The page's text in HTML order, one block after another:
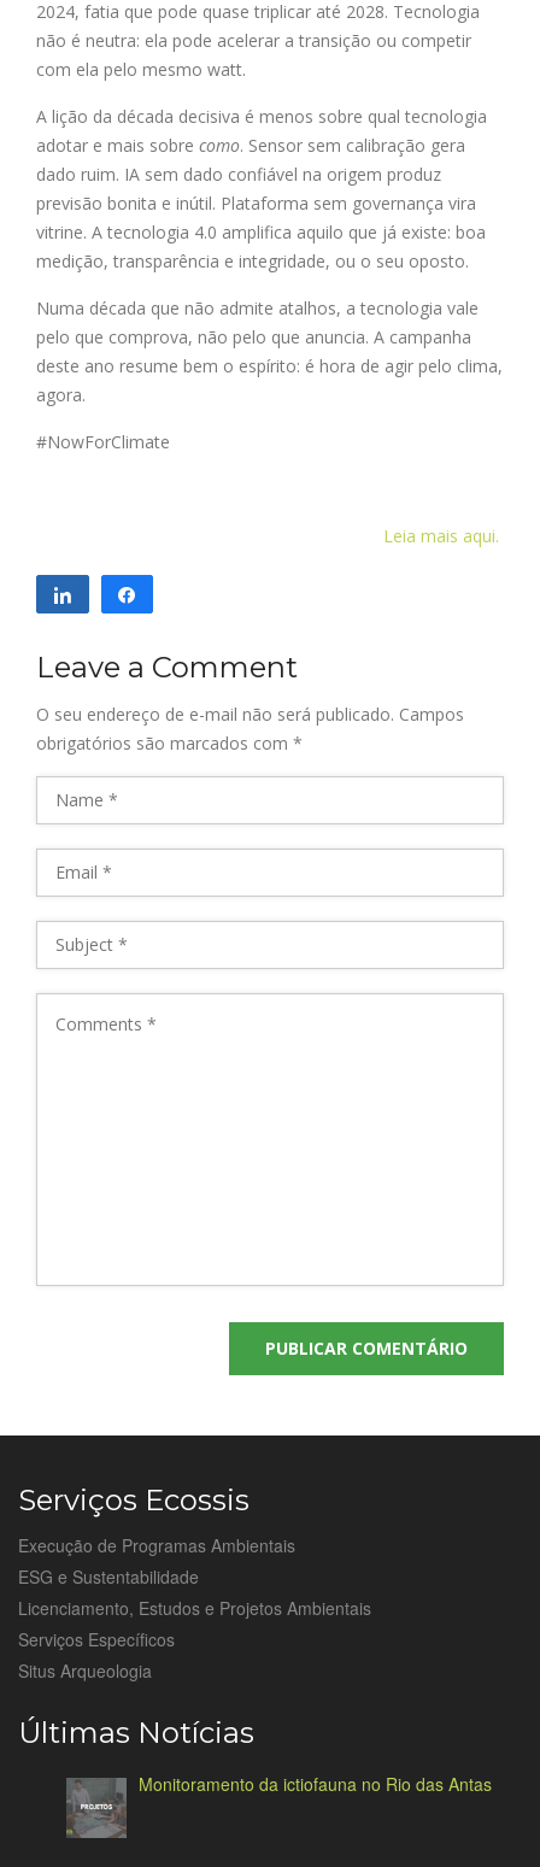
2024, fatia que pode quase triplicar até 2028. Tecnologia
não é neutra: ela pode acelerar a transição ou competir
com ela pelo mesmo watt.
A lição da década decisiva é menos sobre qual tecnologia
adotar e mais sobre como. Sensor sem calibração gera
dado ruim. IA sem dado confiável na origem produz
previsão bonita e inútil. Plataforma sem governança vira
vitrine. A tecnologia 4.0 amplifica aquilo que já existe: boa
medição, transparência e integridade, ou o seu oposto.
Numa década que não admite atalhos, a tecnologia vale
pelo que comprova, não pelo que anuncia. A campanha
deste ano resume bem o espírito: é hora de agir pelo clima,
agora.
#NowForClimate
Leia mais aqui.
Compartilhar
Leave a Comment
O seu endereço de e-mail não será publicado. Campos
obrigatórios são marcados com *
Serviços Ecossis
Execução de Programas Ambientais
ESG e Sustentabilidade
Licenciamento, Estudos e Projetos Ambientais
Serviços Específicos
Situs Arqueologia
Últimas Notícias
Monitoramento da ictiofauna no Rio das Antas